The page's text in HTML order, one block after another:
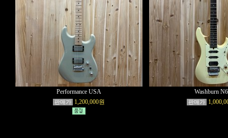
Performance USA
판매가 1,200,000원
Washburn
판매가